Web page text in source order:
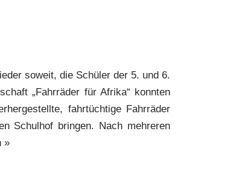
soweit, die Schüler der 5. und 6.
„Fahrräder für Afrika“ konnten
fahrtüchtige Fahrräder
Schulhof bringen. Nach mehreren
»